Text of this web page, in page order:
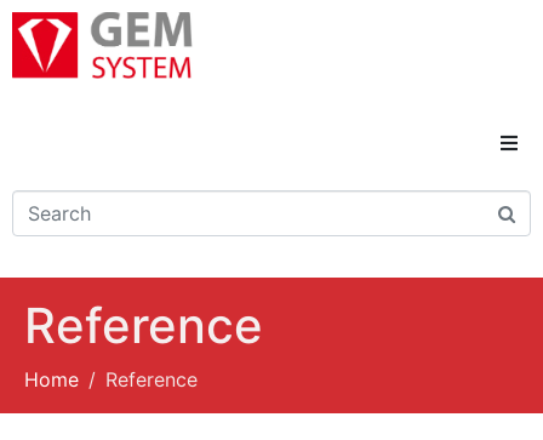
Domů
Reference
Home Reference